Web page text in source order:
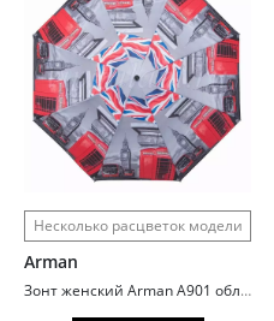
Несколько расцветок модели
Arman
Зонт женский Arman A901 облегченный